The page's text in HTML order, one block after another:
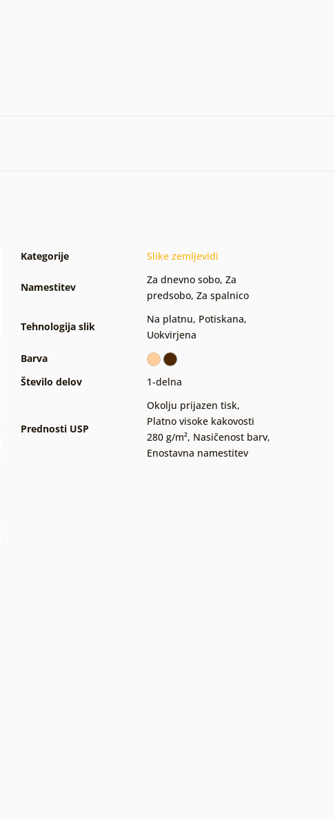
Kategorije Slike zemljevidi
Namestitev
Za dnevno sobo, Za
predsobo, Za spalnico
Tehnologija slik
Na platnu, Potiskana,
Uokvirjena
Barva
Število delov
1-delna
Prednosti USP
Okolju prijazen tisk,
Platno visoke kakovosti
280 g/m², Nasičenost barv,
Enostavna namestitev